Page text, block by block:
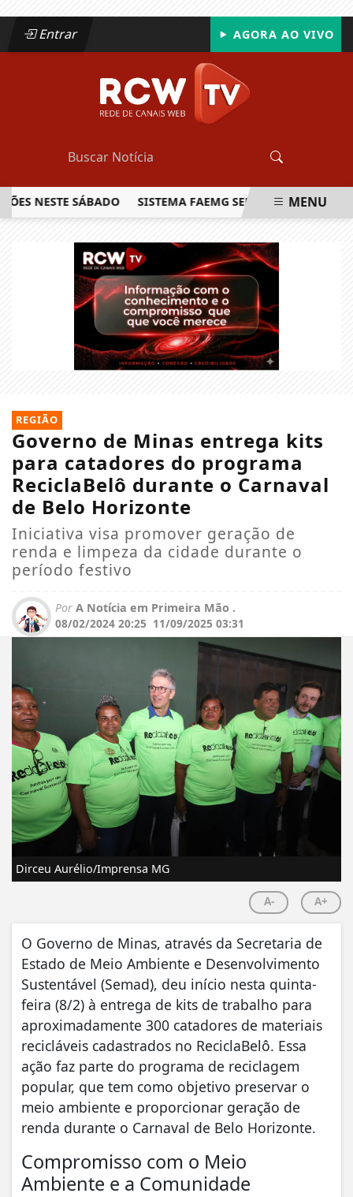
Entrar AGORA AO VIVO
SÁBADO SISTEMA FAEMG SENAR LANÇA OMENU
REGIÃO
Governo de Minas entrega kits
para catadores do programa
ReciclaBelô durante o Carnaval
de Belo Horizonte
Iniciativa visa promover geração de
renda e limpeza da cidade durante o
período festivo
Por A Notícia em Primeira Mão .
08/02/2024 20:25 11/09/2025 03:31
Dirceu Aurélio/Imprensa MG
A- A+
O Governo de Minas, através da Secretaria de
Estado de Meio Ambiente e Desenvolvimento
Sustentável (Semad), deu início nesta quinta-
feira (8/2) à entrega de kits de trabalho para
aproximadamente 300 catadores de materiais
recicláveis cadastrados no ReciclaBelô. Essa
ação faz parte do programa de reciclagem
popular, que tem como objetivo preservar o
meio ambiente e proporcionar geração de
renda durante o Carnaval de Belo Horizonte.
Compromisso com o Meio
Ambiente e a Comunidade